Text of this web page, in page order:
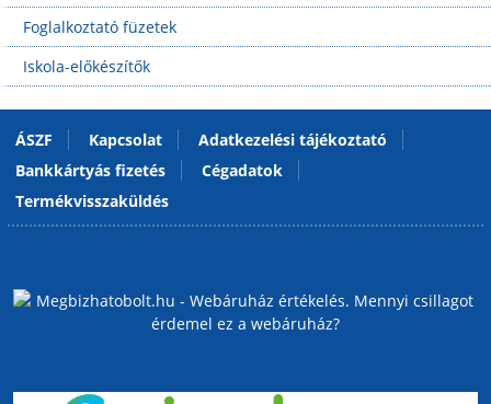
Foglalkoztató füzetek
Iskola-előkészítők
ÁSZF Kapcsolat
Adatkezelési tájékoztató
Bankkártyás fizetés
Cégadatok
Termékvisszaküldés